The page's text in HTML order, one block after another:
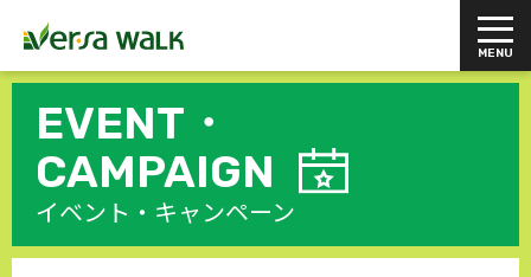
EVENT・
CAMPAIGN
イベント・キャンペーン